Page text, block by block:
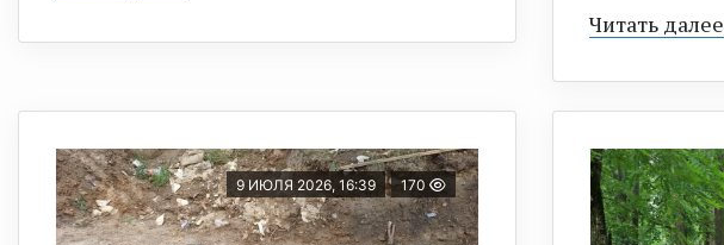
Читать далее
9 ИЮЛЯ 2026, 16:39 170